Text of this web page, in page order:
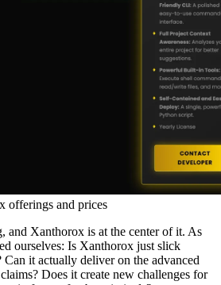
offerings and prices
and Xanthorox is at the center of it. As
ourselves: Is Xanthorox just slick
Can it actually deliver on the advanced
Does it create new challenges for